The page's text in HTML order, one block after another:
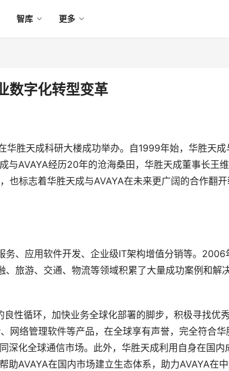
智库 更多
数字化转型变革
胜天成科研大楼成功举办。自1999年始，华胜天成
与AVAYA经历20年的沧海桑田，华胜天成董事长王
也标志着华胜天成与AVAYA在未来更广阔的合作翻
、应用软件开发、企业级IT架构增值分销等。2006
旅游、交通、物流等领域积累了大量成功案例和解
性循环，加快业务全球化部署的脚步，积极寻找优
网络管理软件等产品，在全球享有声誉，完全符合华
深化全球通信市场。此外，华胜天成利用自身在国内
助AVAYA在国内市场建立生态体系，助力AVAYA在